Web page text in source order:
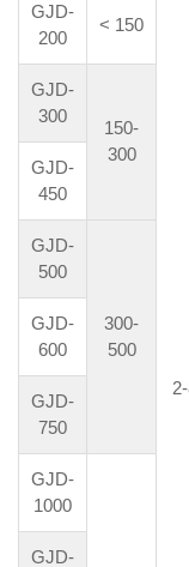
GJD-
200
< 150
GJD-
300
150-
300
GJD-
450
GJD-
500
300-
500
GJD-
600
GJD-
750
GJD-
1000
GJD-